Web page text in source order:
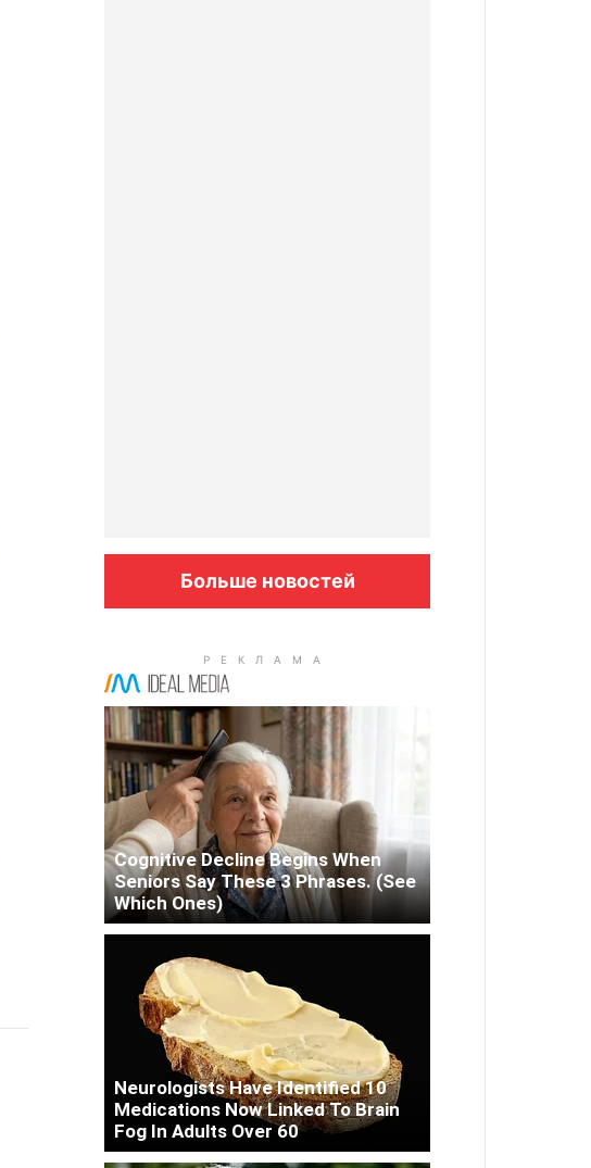
Больше новостей